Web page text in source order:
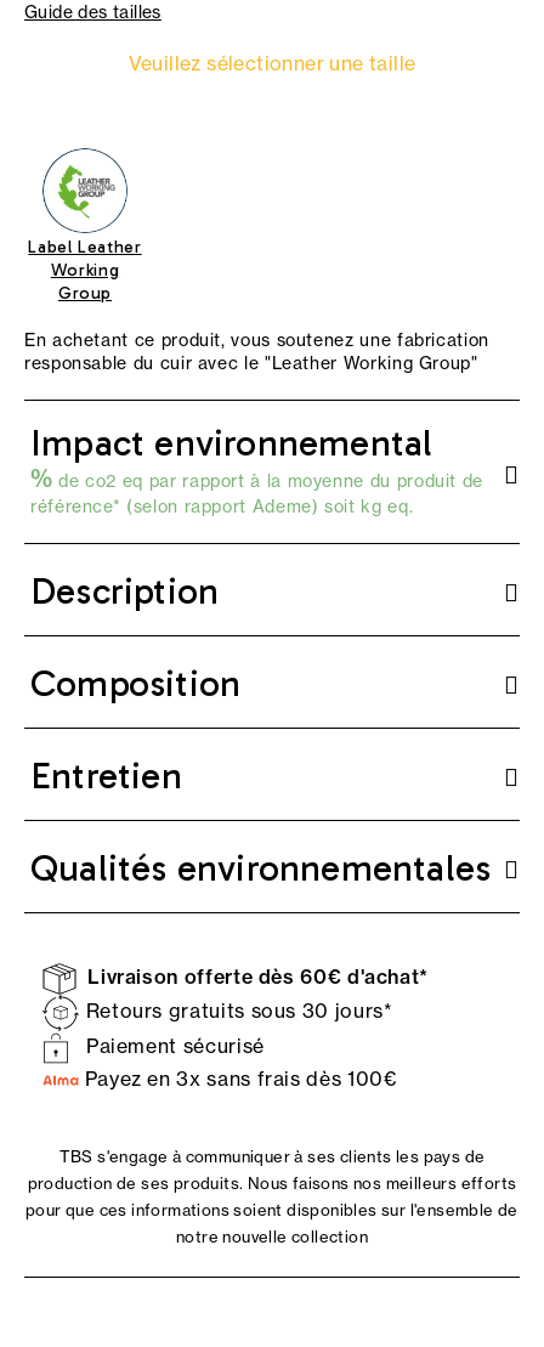
Guide des tailles
Veuillez sélectionner une taille
Label Leather
Working
Group
En achetant ce produit, vous soutenez une fabrication
responsable du cuir avec le "Leather Working Group"
Impact environnemental
% de co2 eq par rapport à la moyenne du produit de
référence* (selon rapport Ademe) soit kg eq.
Description
Composition
Entretien
Qualités environnementales
Livraison offerte dès 60€ d'achat*
Retours gratuits sous 30 jours*
Paiement sécurisé
Payez en 3x sans frais dès 100€
TBS s'engage à communiquer à ses clients les pays de
production de ses produits. Nous faisons nos meilleurs efforts
pour que ces informations soient disponibles sur l'ensemble de
notre nouvelle collection